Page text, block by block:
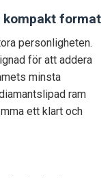
kompakt format
personligheten.
för att addera
minsta
ram
ett klart och